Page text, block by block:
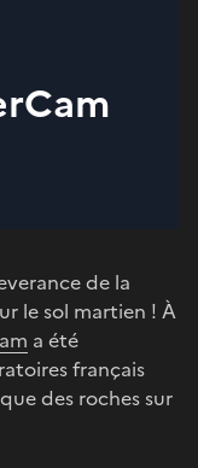
de la
le sol martien ! À
a été
français
des roches sur